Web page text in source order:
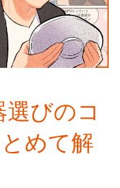
選びのコ
めて解